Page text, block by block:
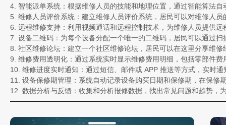
4. 智能派单系统：根据维修人员的技能和地理位置，通过智能算法
5. 维修人员评价系统：建立维修人员评价系统，居民可以对维修人
6. 远程维修支持：利用视频通话和远程控制技术，为维修人员提供
7. 设备二维码：为每个设备分配一个唯一的二维码，居民可以通过
8. 社区维修论坛：建立一个社区维修论坛，居民可以在这里分享维
9. 维修费用透明化：通过系统实时显示维修费用明细，包括零部件
10. 维修进度实时通知：通过短信、邮件或 APP 推送等方式，实时
11. 设备保修期管理：系统自动记录设备购买日期和保修期，在保修
12. 数据分析与反馈：收集和分析报修数据，找出常见问题和趋势，